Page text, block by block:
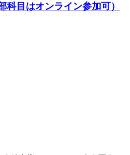
科目はオンライン参加可）